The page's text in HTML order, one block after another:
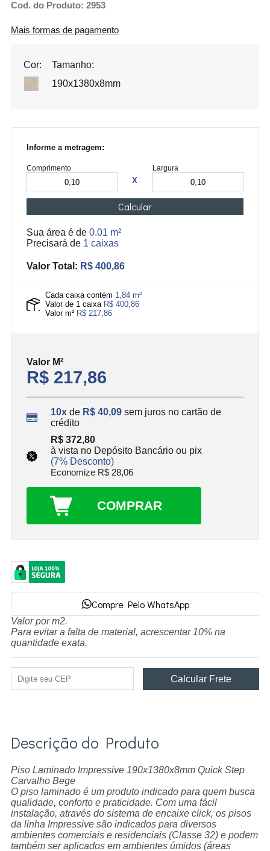
Cod. do Produto: 2953
Mais formas de pagamento
Cor:
Tamanho:
190x1380x8mm
Informe a metragem:
Comprimento
X
Largura
Calcular
Sua área é de 0.01 m²
Precisará de 1 caixas
Valor Total: R$ 400,86
Cada caixa contém 1,84 m²
Valor de 1 caixa R$ 400,86
Valor m² R$ 217,86
Valor M²
R$ 217,86
10xde R$ 40,09 sem juros no cartão de
crédito
R$ 372,80
à vista no Depósito Bancário ou pix
(7% Desconto)
Economize R$ 28,06
COMPRAR
Compre Pelo WhatsApp
Valor por m2.
Para evitar a falta de material, acrescentar 10% na
quantidade exata.
Descrição do Produto
Piso Laminado Impressive 190x1380x8mm Quick Step
Carvalho Bege
O piso laminado é um produto indicado para quem busca
qualidade, conforto e praticidade. Com uma fácil
instalação, através do sistema de encaixe click, os pisos
da linha Impressive são indicados para diversos
ambientes comerciais e residenciais (Classe 32) e podem
também ser aplicados em ambientes úmidos (áreas